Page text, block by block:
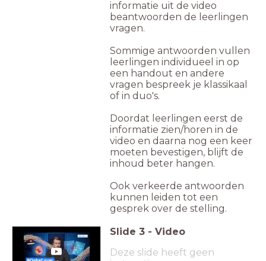
informatie uit de video
beantwoorden de leerlingen
vragen.
Sommige antwoorden vullen
leerlingen individueel in op
een handout en andere
vragen bespreek je klassikaal
of in duo's.
Doordat leerlingen eerst de
informatie zien/horen in de
video en daarna nog een keer
moeten bevestigen, blijft de
inhoud beter hangen.
Ook verkeerde antwoorden
kunnen leiden tot een
gesprek over de stelling.
Slide 3 - Video
Deze slide heeft geen